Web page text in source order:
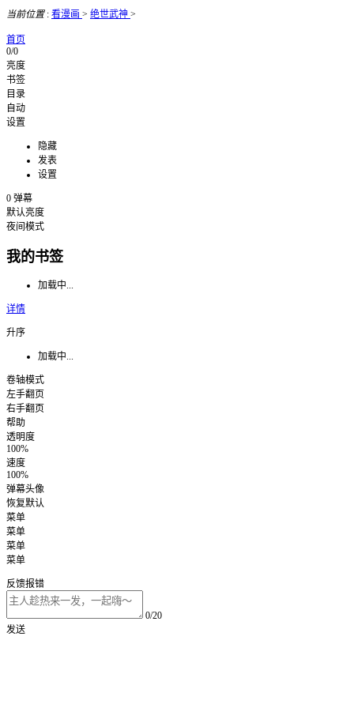
当前位置: 看漫画 > 绝世武神 >
首页
0/0
亮度
书签
目录
自动
设置
隐藏
发表
设置
0 弹幕
默认亮度
夜间模式
我的书签
加载中...
详情
升序
加载中...
卷轴模式
左手翻页
右手翻页
帮助
透明度
100%
速度
100%
弹幕头像
恢复默认
菜单
菜单
菜单
菜单
反馈报错
0/20
发送